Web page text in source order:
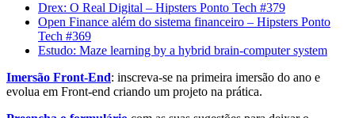
Drex: O Real Digital – Hipsters Ponto Tech #379
Open Finance além do sistema financeiro – Hipsters Ponto
Tech #369
Estudo: Maze learning by a hybrid brain-computer system
Imersão Front-End: inscreva-se na primeira imersão do ano e
evolua em Front-end criando um projeto na prática.